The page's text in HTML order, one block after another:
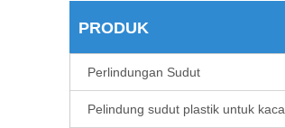
PRODUK
Perlindungan Sudut
Pelindung sudut plastik untuk kaca